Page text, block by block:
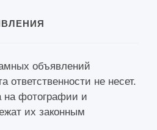
объявлений
ответственности не несет.
на фотографии и
их законным